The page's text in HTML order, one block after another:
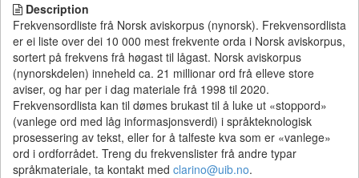
Description
Frekvensordliste frå Norsk aviskorpus (nynorsk). Frekvensordlista
er ei liste over dei 10 000 mest frekvente orda i Norsk aviskorpus,
sortert på frekvens frå høgast til lågast. Norsk aviskorpus
(nynorskdelen) inneheld ca. 21 millionar ord frå elleve store
aviser, og har per i dag materiale frå 1998 til 2020.
Frekvensordlista kan til dømes brukast til å luke ut «stoppord»
(vanlege ord med låg informasjonsverdi) i språkteknologisk
prosessering av tekst, eller for å talfeste kva som er «vanlege»
ord i ordforrådet. Treng du frekvenslister frå andre typar
språkmateriale, ta kontakt med clarino@uib.no.